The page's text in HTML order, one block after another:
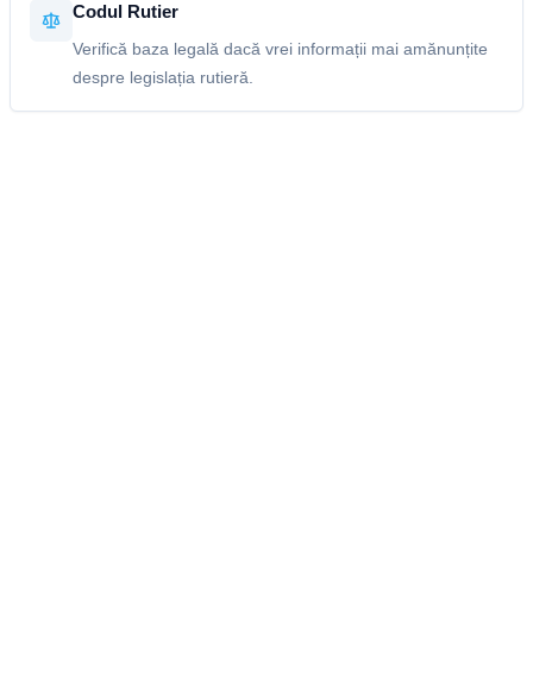
Codul Rutier
Verifică baza legală dacă vrei informații mai amănunțite
despre legislația rutieră.